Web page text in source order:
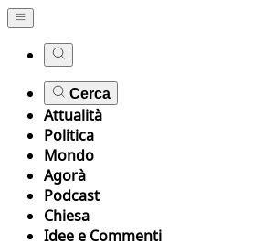
Cerca
Attualità
Politica
Mondo
Agorà
Podcast
Chiesa
Idee e Commenti